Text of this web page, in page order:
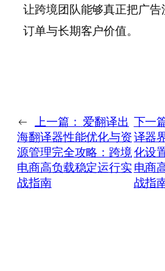
让跨境团队能够真正把广告
订单与长期客户价值。
← 上一篇： 爱翻译出
海翻译器性能优化与资
源管理完全攻略：跨境
电商高负载稳定运行实
战指南
下一
译器
化设
电商
战指